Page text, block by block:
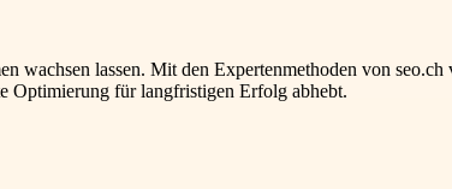
wachsen lassen. Mit den Expertenmethoden von
Optimierung für langfristigen Erfolg abhebt.